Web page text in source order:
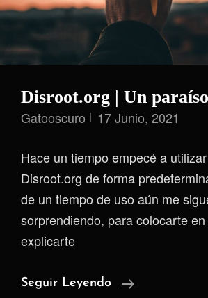
Disroot.org | Un paraíso
Gatooscuro 17 Junio, 2021
Hace un tiempo empecé a
Disroot.org de forma
de un tiempo de uso aún me
sorprendiendo, para colocarte
explicarte
Seguir Leyendo
Disroot.org